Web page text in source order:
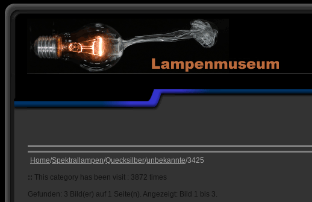
Home/Spektrallampen/Quecksilber/unbekannte/3425
:: This category has been visit : 3872 times
Gefunden: 3 Bild(er) auf 1 Seite(n). Angezeigt: Bild 1 bis 3.